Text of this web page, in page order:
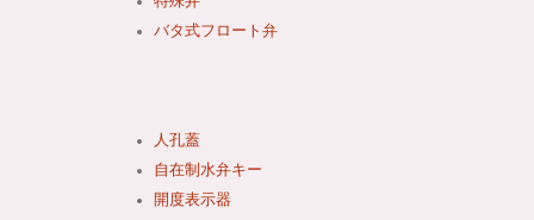
バタ式フロート弁
人孔蓋
自在制水弁キー
開度表示器